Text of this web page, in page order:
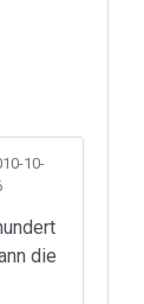
10-
die